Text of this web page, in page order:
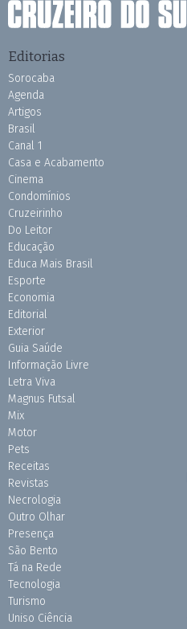
Editorias
Sorocaba
Agenda
Artigos
Brasil
Canal 1
Casa e Acabamento
Cinema
Condomínios
Cruzeirinho
Do Leitor
Educação
Educa Mais Brasil
Esporte
Economia
Editorial
Exterior
Guia Saúde
Informação Livre
Letra Viva
Magnus Futsal
Mix
Motor
Pets
Receitas
Revistas
Necrologia
Outro Olhar
Presença
São Bento
Tá na Rede
Tecnologia
Turismo
Uniso Ciência